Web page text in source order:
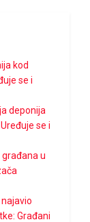
kod
se i
deponija
se i
građana u
Građani